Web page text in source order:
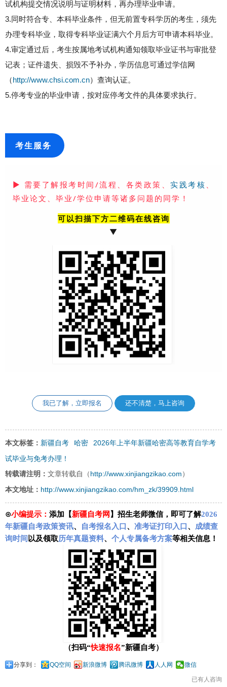
试机构提交情况说明与证明材料，再办理毕业申请。
3.同时符合专、本科毕业条件，但无前置专科学历的考生，须先
办理专科毕业，取得专科毕业证满六个月后方可申请本科毕业。
4.审定通过后，考生按属地考试机构通知领取毕业证书与审批登
记表；证件遗失、损毁不予补办，学历信息可通过学信网
（ http://www.chsi.com.cn）查询认证。
5.停考专业的毕业申请，按对应停考文件的具体要求执行。
考生服务
▶ 需要了解报考时间/流程、各类政策、实践考核
毕业论文、毕业/学位申请等诸多问题的同学！
可以扫描下方二维码在线咨询
▼
我已了解，立即报名 还不清楚，马上咨询
本文标签： 新疆自考 哈密
2026年上半年新疆哈密高等教育自学考
试毕业与免考办理！
转载请注明： 文章转载自（ http://www.xinjiangzikao.com ）
本文地址： http://www.xinjiangzikao.com/hm_zk/39909.html
⊙小编提示： 添加【新疆自考网 】招生老师微信，即可了解2026
年新疆自考政策资讯、 自考报名入口 、 准考证打印入口 、 成绩查
询时间 以及领取历年真题资料、 个人专属备考方案等相关信息！
（扫码“快速报名”新疆自考）
分享到： QQ空间 新浪微博 腾讯微博 人人网 微信
已有人咨询